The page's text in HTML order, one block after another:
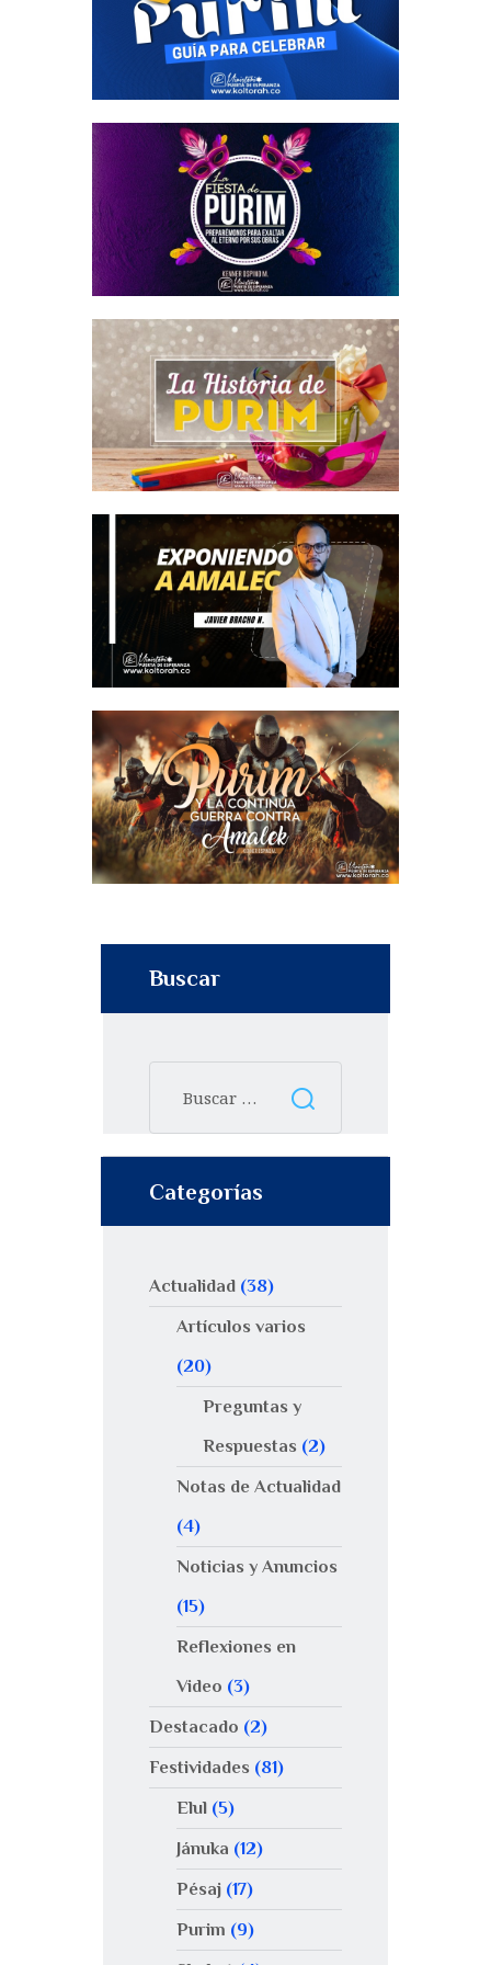
Buscar
Categorías
Actualidad (38)
Artículos varios
(20)
Preguntas y
Respuestas (2)
Notas de Actualidad
(4)
Noticias y Anuncios
(15)
Reflexiones en
Video (3)
Destacado (2)
Festividades (81)
Elul(5)
Jánuka (12)
Pésaj(17)
Purim (9)